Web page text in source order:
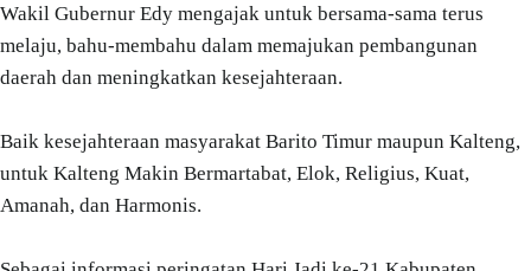
Wakil Gubernur Edy mengajak untuk bersama-sama terus
melaju, bahu-membahu dalam memajukan pembangunan
daerah dan meningkatkan kesejahteraan.
Baik kesejahteraan masyarakat Barito Timur maupun Kalteng,
untuk Kalteng Makin Bermartabat, Elok, Religius, Kuat,
Amanah, dan Harmonis.